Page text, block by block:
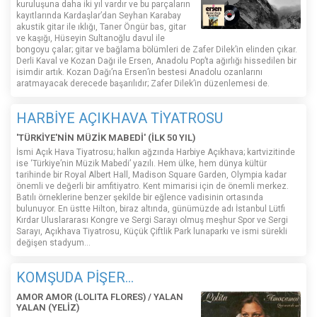
kuruluşuna daha iki yıl vardır ve bu parçaların
kayıtlarında Kardaşlar’dan Seyhan Karabay
akustik gitar ile ıklığı, Taner Öngür bas, gitar
ve kaşığı, Hüseyin Sultanoğlu davul ile
bongoyu çalar; gitar ve bağlama bölümleri de Zafer Dilek’in elinden çıkar.
Derli Kaval ve Kozan Dağı ile Ersen, Anadolu Pop’ta ağırlığı hissedilen bir
isimdir artık. Kozan Dağı’na Ersen’in bestesi Anadolu ozanlarını
aratmayacak derecede başarılıdır; Zafer Dilek’in düzenlemesi de.
HARBİYE AÇIKHAVA TİYATROSU
'TÜRKİYE'NİN MÜZİK MABEDİ' (İLK 50 YIL)
İsmi Açık Hava Tiyatrosu; halkın ağzında Harbiye Açıkhava; kartvizitinde
ise ‘Türkiye’nin Müzik Mabedi’ yazılı. Hem ülke, hem dünya kültür
tarihinde bir Royal Albert Hall, Madison Square Garden, Olympia kadar
önemli ve değerli bir amfitiyatro. Kent mimarisi için de önemli merkez.
Batılı örneklerine benzer şekilde bir eğlence vadisinin ortasında
bulunuyor. En üstte Hilton, biraz altında, günümüzde adı İstanbul Lütfi
Kırdar Uluslararası Kongre ve Sergi Sarayı olmuş meşhur Spor ve Sergi
Sarayı, Açıkhava Tiyatrosu, Küçük Çiftlik Park lunaparkı ve ismi sürekli
değişen stadyum…
KOMŞUDA PİŞER...
AMOR AMOR (LOLITA FLORES) / YALAN
YALAN (YELİZ)